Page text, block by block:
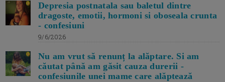
Depresia postnatala sau baletul dintre
dragoste, emotii, hormoni si oboseala crunta
- confesiuni
9/6/2026
Nu am vrut să renunț la alăptare. Si am
căutat până am găsit cauza durerii -
confesiunile unei mame care alăptează